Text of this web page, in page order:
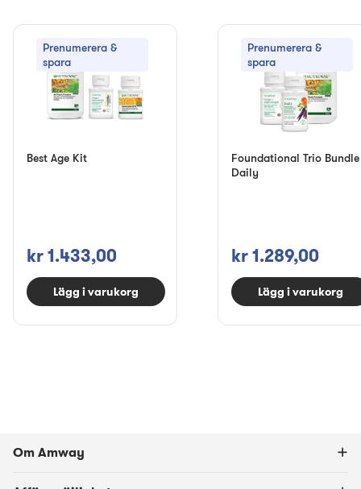
Prenumerera &
spara
Best Age Kit
kr 1.433,00
Lägg i varukorg
Prenumerera &
spara
Foundational Trio Bundle
Daily
kr 1.289,00
Lägg i varukorg
Om Amway